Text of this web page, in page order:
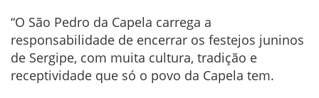
“O São Pedro da Capela carrega a
responsabilidade de encerrar os festejos juninos
de Sergipe, com muita cultura, tradição e
receptividade que só o povo da Capela tem.